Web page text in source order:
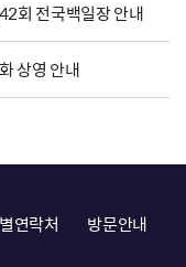
회 전국백일장 안내
상영 안내
연락처
방문안내